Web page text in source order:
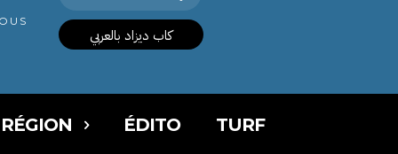
كاب ديزاد بالعربي
ÉDITO TURF